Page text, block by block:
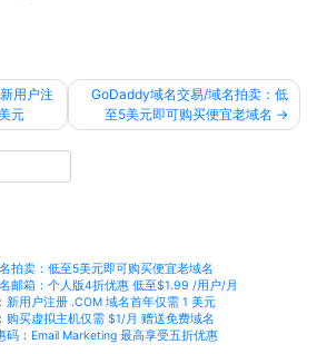
用户注
元
GoDaddy域名交易/域名拍卖：低
至5美元即可购买便宜老域名
拍卖：低至5美元即可购买便宜老域名
邮箱：个人版4折优惠 低至$1.99 /用户/月
用户注册 .COM 域名首年仅需 1 美元
购买虚拟主机仅需 $1/月 赠送免费域名
：Email Marketing 最高享受五折优惠